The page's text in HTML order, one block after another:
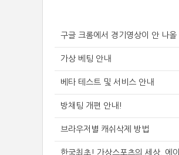
구글 크롬에서 경기영상이 안 나올
가상 베팅 안내
베타 테스트 및 서비스 안내
방채팅 개편 안내!
브라우저별 캐쉬삭제 방법
한국최초! 가상스포츠의 세상, 에